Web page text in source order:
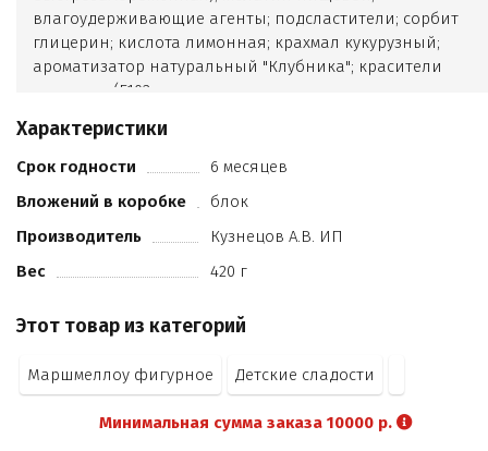
влагоудерживающие агенты; подсластители; сорбит
глицерин; кислота лимонная; крахмал кукурузный;
ароматизатор натуральный "Клубника"; красители
пищевые (Е102
Е122
Е124
Е151).
Характеристики
Срок годности
6 месяцев
Вложений в коробке
блок
Производитель
Кузнецов А.В. ИП
Вес
420 г
Этот товар из категорий
Маршмеллоу фигурное Детские сладости
Минимальная сумма заказа 10000 р.